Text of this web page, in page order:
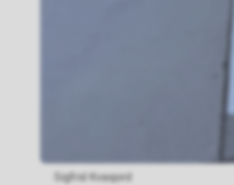
Sigfrid Kvasjord